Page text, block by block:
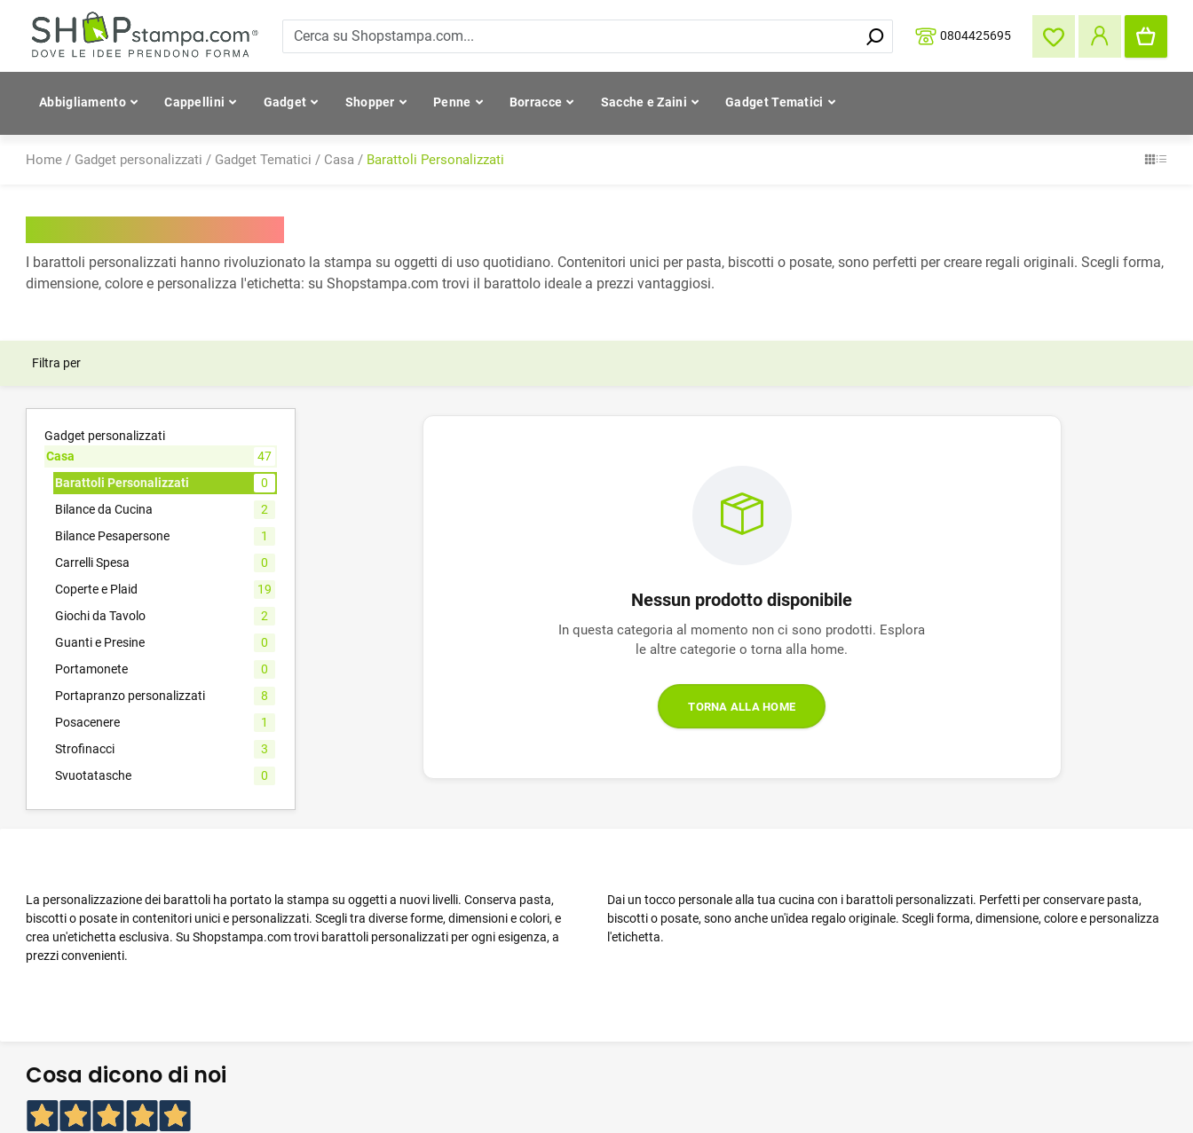
0804425695
Abbigliamento Cappellini Gadget Shopper Penne Borracce Sacche e Zaini Gadget Tematici
Home / Gadget personalizzati / Gadget Tematici / Casa / Barattoli Personalizzati
I barattoli personalizzati hanno rivoluzionato la stampa su oggetti di uso quotidiano. Contenitori unici per pasta, biscotti o posate, sono perfetti per creare regali originali. Scegli forma,
dimensione, colore e personalizza l'etichetta: su Shopstampa.com trovi il barattolo ideale a prezzi vantaggiosi.
Filtra per
Gadget personalizzati
Casa
47
Barattoli Personalizzati
0
Bilance da Cucina
2
Bilance Pesapersone
1
Carrelli Spesa
0
Coperte e Plaid
19
Giochi da Tavolo
2
Guanti e Presine
0
Portamonete
0
Portapranzo personalizzati
8
Posacenere
1
Strofinacci
3
Svuotatasche
0
Nessun prodotto disponibile
In questa categoria al momento non ci sono prodotti. Esplora
le altre categorie o torna alla home.
TORNA ALLA HOME
La personalizzazione dei barattoli ha portato la stampa su oggetti a nuovi livelli. Conserva pasta,
biscotti o posate in contenitori unici e personalizzati. Scegli tra diverse forme, dimensioni e colori, e
crea un'etichetta esclusiva. Su Shopstampa.com trovi barattoli personalizzati per ogni esigenza, a
prezzi convenienti.
Dai un tocco personale alla tua cucina con i barattoli personalizzati. Perfetti per conservare pasta,
biscotti o posate, sono anche un'idea regalo originale. Scegli forma, dimensione, colore e personalizza
l'etichetta.
Cosa dicono di noi